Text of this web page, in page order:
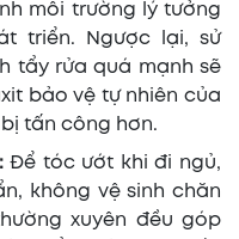
môi trường lý tưởng
triển. Ngược lại, sử
tẩy rửa quá mạnh sẽ
bảo vệ tự nhiên của
tấn công hơn.
Để tóc ướt khi đi ngủ,
không vệ sinh chăn
xuyên đều góp